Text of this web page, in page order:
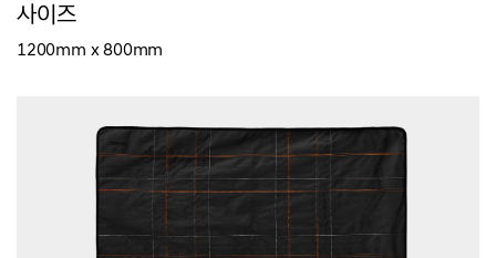
사이즈
1200mm x 800mm